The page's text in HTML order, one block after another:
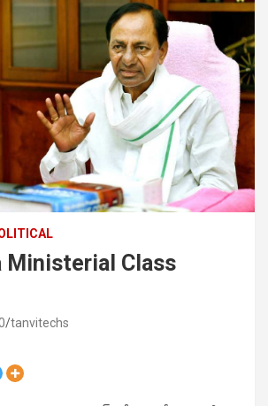
Ministerial Class
tanvitechs